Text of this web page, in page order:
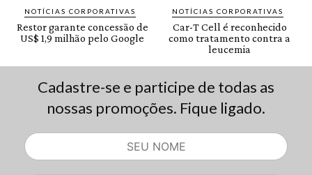
Cadastre-se e participe de todas as
nossas promoções. Fique ligado.